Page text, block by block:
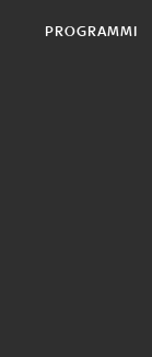
PROGRAMMI